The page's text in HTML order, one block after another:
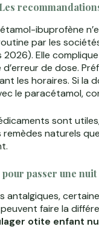
ibuprofène
par les
Elle
de dose.
les horaires. Si la
le paracétamol,
sont
naturels
passer une
antalgiques,
faire la
otite enfant